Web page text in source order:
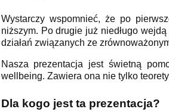
Wystarczy wspomnieć, że po
niższym. Po drugie już niedługo
działań związanych ze
Nasza prezentacja jest świetną
wellbeing. Zawiera ona nie tylko
Dla kogo jest ta prezentacja?